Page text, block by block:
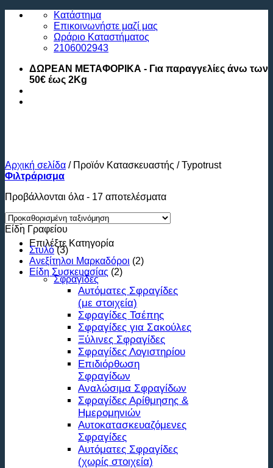
Μετάβαση
περιεχόμενο
Κατάστημα
Επικοινωνήστε μαζί μας
Ωράριο Καταστήματος
2106002943
ΔΩΡΕΑΝ ΜΕΤΑΦΟΡΙΚΑ - Για παραγγελίες άνω των
50€ έως 2Kg
Επιλέξτε Κατηγορία
Σφραγίδες
Αυτόματες Σφραγίδες
(με στοιχεία)
Σφραγίδες Τσέπης
Σφραγίδες για Σακούλες
Ξύλινες Σφραγίδες
Σφραγίδες Λογιστηρίου
Επιδιόρθωση
Σφραγίδων
Αναλώσιμα Σφραγίδων
Σφραγίδες Αρίθμησης &
Ημερομηνιών
Αυτοκατασκευαζόμενες
Σφραγίδες
Αυτόματες Σφραγίδες
(χωρίς στοιχεία)
Αρχική σελίδα /Προϊόν Κατασκευαστής /Typotrust
Φιλτράρισμα
Προβάλλονται όλα - 17 αποτελέσματα
Είδη Γραφείου
Στυλό (3)
Ανεξίτηλοι Μαρκαδόροι (2)
Είδη Συσκευασίας (2)